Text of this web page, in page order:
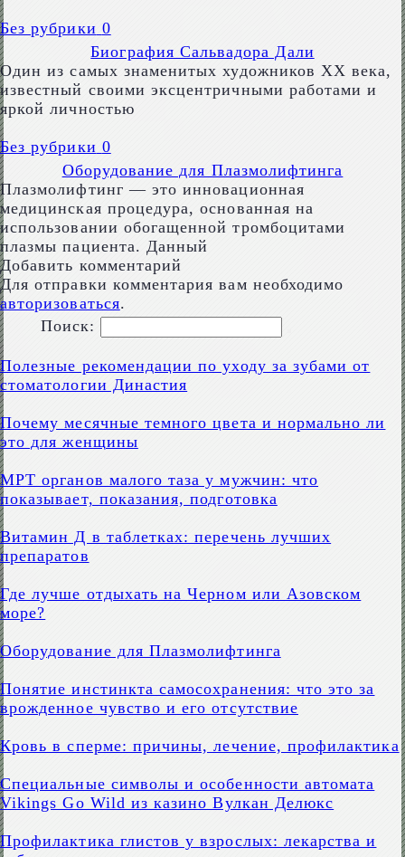
Без рубрики 0
Биография Сальвадора Дали
Один из самых знаменитых художников XX века,
известный своими эксцентричными работами и
яркой личностью
Без рубрики 0
Оборудование для Плазмолифтинга
Плазмолифтинг — это инновационная
медицинская процедура, основанная на
использовании обогащенной тромбоцитами
плазмы пациента. Данный
Добавить комментарий
Для отправки комментария вам необходимо
авторизоваться.
Поиск:
Полезные рекомендации по уходу за зубами от
стоматологии Династия
Почему месячные темного цвета и нормально ли
это для женщины
МРТ органов малого таза у мужчин: что
показывает, показания, подготовка
Витамин Д в таблетках: перечень лучших
препаратов
Где лучше отдыхать на Черном или Азовском
море?
Оборудование для Плазмолифтинга
Понятие инстинкта самосохранения: что это за
врожденное чувство и его отсутствие
Кровь в сперме: причины, лечение, профилактика
Специальные символы и особенности автомата
Vikings Go Wild из казино Вулкан Делюкс
Профилактика глистов у взрослых: лекарства и